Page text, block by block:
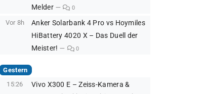
Melder
0
Vor 8h
Anker Solarbank 4 Pro vs Hoymiles
HiBattery 4020 X – Das Duell der
Meister!
0
Gestern
15:26
Vivo X300 E – Zeiss-Kamera &